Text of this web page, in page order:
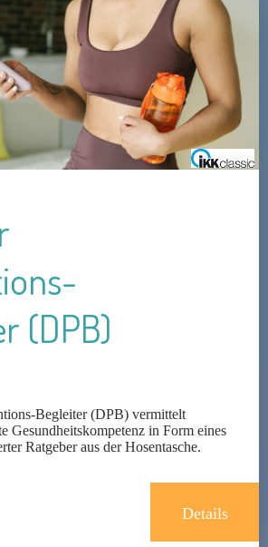
(DPB)
Begleiter (DPB) vermittelt
Gesundheitskompetenz in Form eines
Ratgeber aus der Hosentasche.
Details